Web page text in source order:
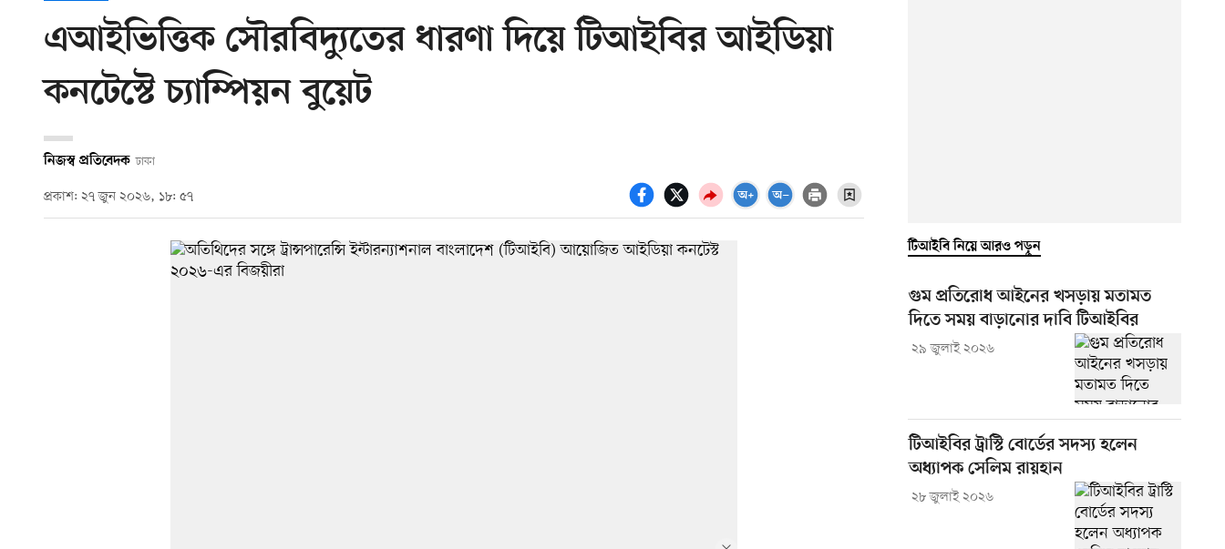
এআইভিত্তিক সৌরবিদ্যুতের ধারণা দিয়ে টিআইবির আইডিয়া
কনটেস্টে চ্যাম্পিয়ন বুয়েট
নিজস্ব প্রতিবেদক ঢাকা
প্রকাশ: ২৭ জুন ২০২৬, ১৮: ৫৭
টিআইবি নিয়ে আরও পড়ুন
গুম প্রতিরোধ আইনের খসড়ায় মতামত
দিতে সময় বাড়ানোর দাবি টিআইবির
২৯ জুলাই ২০২৬
টিআইবির ট্রাস্টি বোর্ডের সদস্য হলেন
অধ্যাপক সেলিম রায়হান
২৮ জুলাই ২০২৬